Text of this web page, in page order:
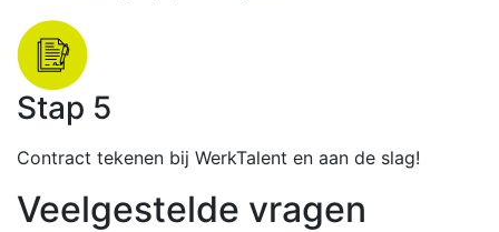
Stap 5
Contract tekenen bij WerkTalent en aan de slag!
Veelgestelde vragen